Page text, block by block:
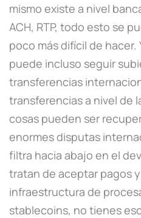
mismo existe a nivel
ACH, RTP, todo esto se
poco más difícil de
puede incluso seguir
transferencias
transferencias a nivel de
cosas pueden ser
enormes disputas
filtra hacia abajo en el
tratan de aceptar pagos
infraestructura de
stablecoins, no tienes